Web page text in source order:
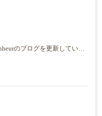
Lxuary salon Bonheurのブログを更新していきます。